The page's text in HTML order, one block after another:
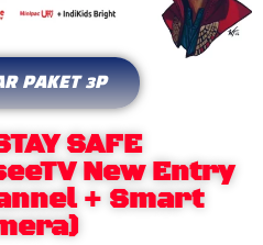
PAKET 3P
SAFE
New Entry
+ Smart